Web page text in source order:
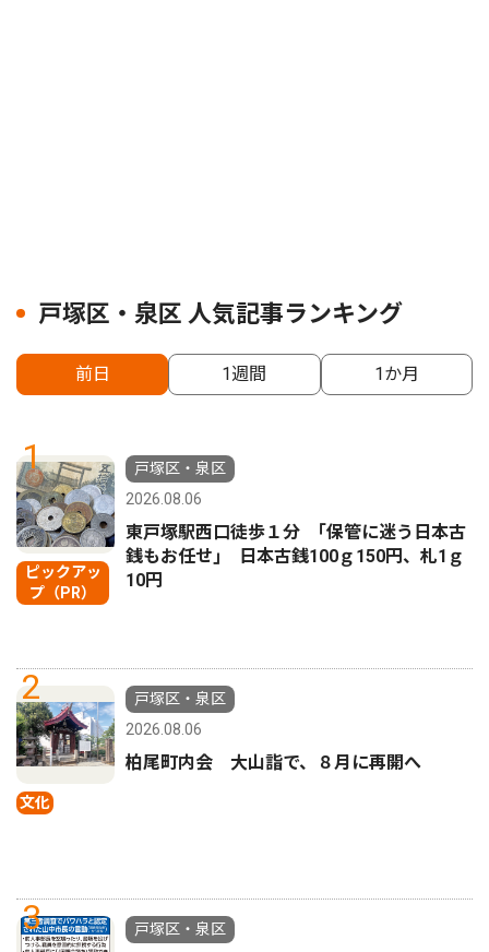
戸塚区・泉区 人気記事ランキング
前日 1週間 1か月
1
ピックアッ
プ（PR）
戸塚区・泉区
2026.08.06
東戸塚駅西口徒歩１分 ｢保管に迷う日本古
銭もお任せ｣ 日本古銭100ｇ150円、札1ｇ
10円
2
文化
戸塚区・泉区
2026.08.06
柏尾町内会 大山詣で、８月に再開へ
3
戸塚区・泉区